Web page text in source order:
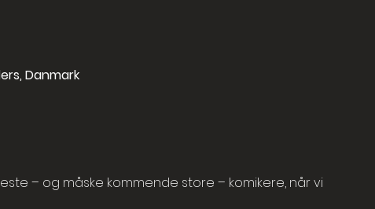
Danmark
– og måske kommende store – komikere, når vi